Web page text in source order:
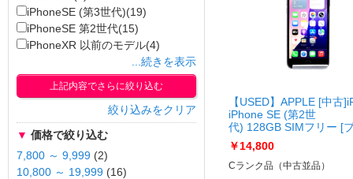
【USED】APPLE [中古
iPhone SE (第2世
代) 128GB SIMフリー [
ク]
[USED]u061456
フリー [ブラック]
￥14,800
Cランク品（中古並品）
iPhoneSE (第3世代)(19)
iPhoneSE 第2世代(15)
iPhoneXR 以前のモデル(4)
...続きを表示
上記内容でさらに絞り込む
絞り込みをクリア
▼ 価格で絞り込む
7,800 ～ 9,999 (2)
10,800 ～ 19,999 (16)